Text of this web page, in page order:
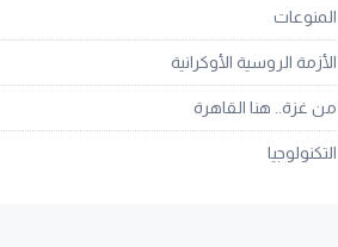
المنوعات
الأزمة الروسية الأوكرانية
من غزة.. هنا القاهرة
التكنولوجيا